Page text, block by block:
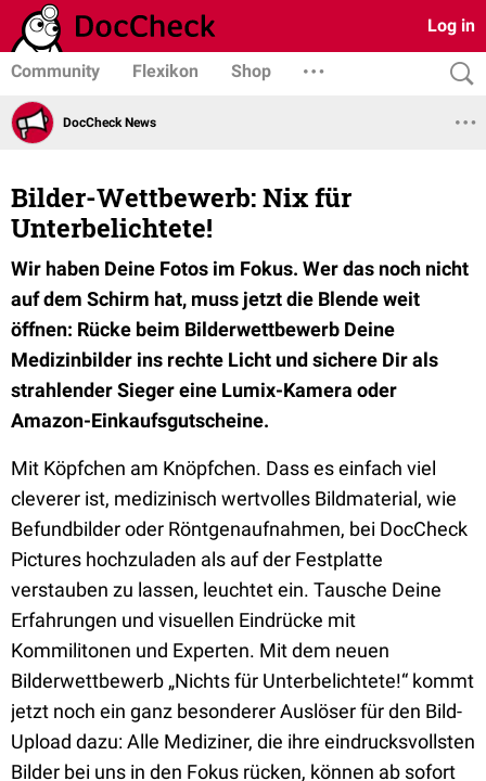
Log in
Community Flexikon Shop
DocCheck News
Bilder-Wettbewerb: Nix für
Unterbelichtete!
Wir haben Deine Fotos im Fokus. Wer das noch nicht
auf dem Schirm hat, muss jetzt die Blende weit
öffnen: Rücke beim Bilderwettbewerb Deine
Medizinbilder ins rechte Licht und sichere Dir als
strahlender Sieger eine Lumix-Kamera oder
Amazon-Einkaufsgutscheine.
Mit Köpfchen am Knöpfchen. Dass es einfach viel
cleverer ist, medizinisch wertvolles Bildmaterial, wie
Befundbilder oder Röntgenaufnahmen, bei DocCheck
Pictures hochzuladen als auf der Festplatte
verstauben zu lassen, leuchtet ein. Tausche Deine
Erfahrungen und visuellen Eindrücke mit
Kommilitonen und Experten. Mit dem neuen
Bilderwettbewerb „Nichts für Unterbelichtete!“ kommt
jetzt noch ein ganz besonderer Auslöser für den Bild-
Upload dazu: Alle Mediziner, die ihre eindrucksvollsten
Bilder bei uns in den Fokus rücken, können ab sofort